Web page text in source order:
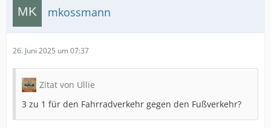
mkossmann
26. Juni 2025 um 07:37
Zitat von Ullie
3 zu 1 für den Fahrradverkehr gegen den Fußverkehr?